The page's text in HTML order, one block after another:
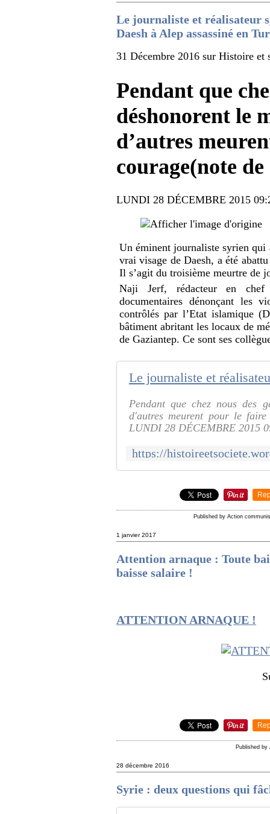
Le journaliste et réalisateur
Daesh à Alep assassiné en
31 Décembre 2016 sur Histoire et
Pendant que
déshonorent le
d’autres
courage(note
LUNDI 28 DÉCEMBRE 2015
Un éminent journaliste syrien qui
vrai visage de Daesh, a été
Il s’agit du troisième meurtre de
Naji Jerf, rédacteur en chef
documentaires dénonçant les
contrôlés par l’Etat islamique
bâtiment abritant les locaux de
de Gaziantep. Ce sont ses
Pendant que chez nous des
d'autres meurent pour le
LUNDI 28 DÉCEMBRE 2015
Published by Action
1 janvier 2017
Attention arnaque : Toute
baisse salaire !
ATTENTION ARNAQUE !
Published by
28 décembre 2016
Syrie : deux questions qui